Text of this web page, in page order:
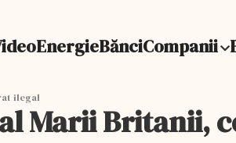
EnergieBănciCompanii
ilegal
Marii Britanii,